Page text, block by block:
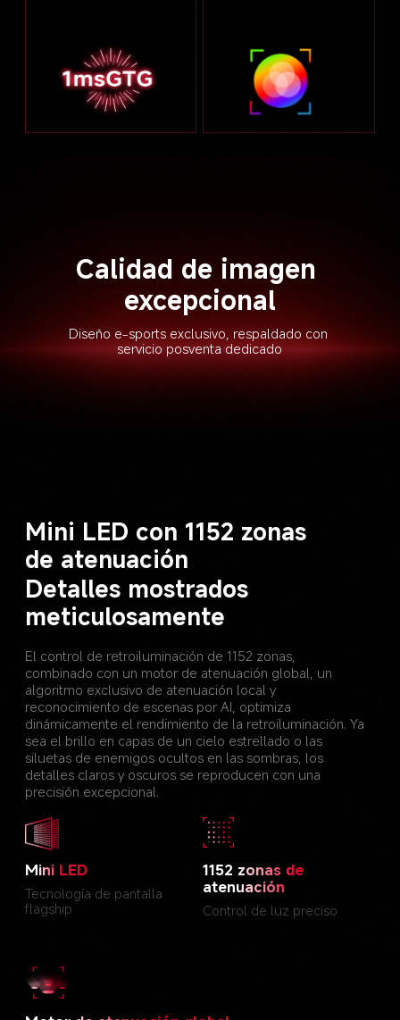
Calidad de imagen
excepcional
Diseño e-sports exclusivo, respaldado con
servicio posventa dedicado
Mini LED con 1152 zonas
de atenuación
Detalles mostrados
meticulosamente
El control de retroiluminación de 1152 zonas,
combinado con un motor de atenuación global, un
algoritmo exclusivo de atenuación local y
reconocimiento de escenas por AI, optimiza
dinámicamente el rendimiento de la retroiluminación. Ya
sea el brillo en capas de un cielo estrellado o las
siluetas de enemigos ocultos en las sombras, los
detalles claros y oscuros se reproducen con una
precisión excepcional.
Mini LED
Tecnología de pantalla
flagship
1152 zonas de
atenuación
Control de luz preciso